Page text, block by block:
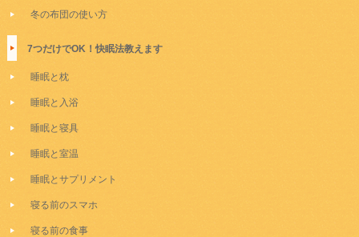
冬の布団の使い方
7つだけでOK！快眠法教えます
睡眠と枕
睡眠と入浴
睡眠と寝具
睡眠と室温
睡眠とサプリメント
寝る前のスマホ
寝る前の食事